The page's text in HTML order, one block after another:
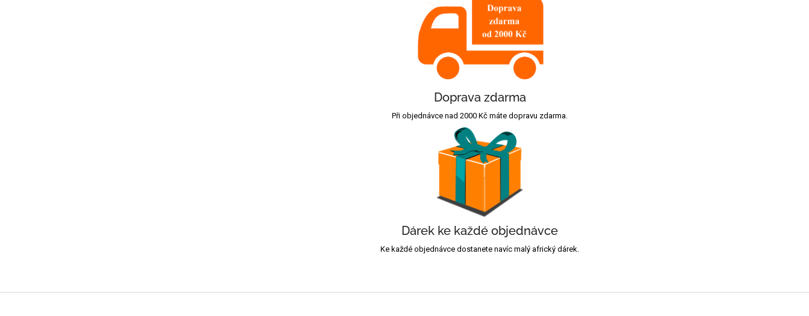
Doprava zdarma
Při objednávce nad 2000 Kč máte dopravu zdarma.
Dárek ke každé objednávce
Ke každé objednávce dostanete navíc malý africký dárek.